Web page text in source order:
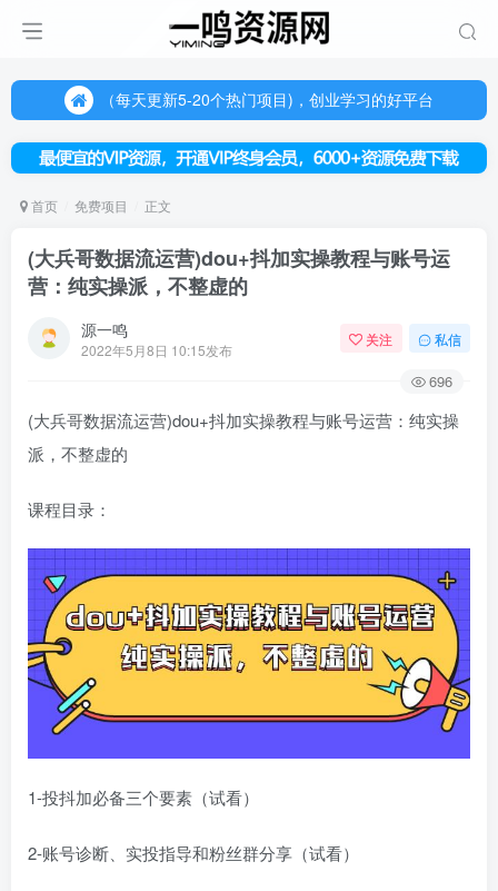
（每天更新5-20个热门项目)，创业学习的好平台
（每天更新5-20个热门项目)，创业学习的好平台
欢迎访问一鸣资源网，本站汇集数千网创课程和项目
首页 免费项目 正文
(大兵哥数据流运营)dou+抖加实操教程与账号运
营：纯实操派，不整虚的
源一鸣
2022年5月8日 10:15发布
关注 私信
696
(大兵哥数据流运营)dou+抖加实操教程与账号运营：纯实操
派，不整虚的
课程目录：
1-投抖加必备三个要素（试看）
2-账号诊断、实投指导和粉丝群分享（试看）